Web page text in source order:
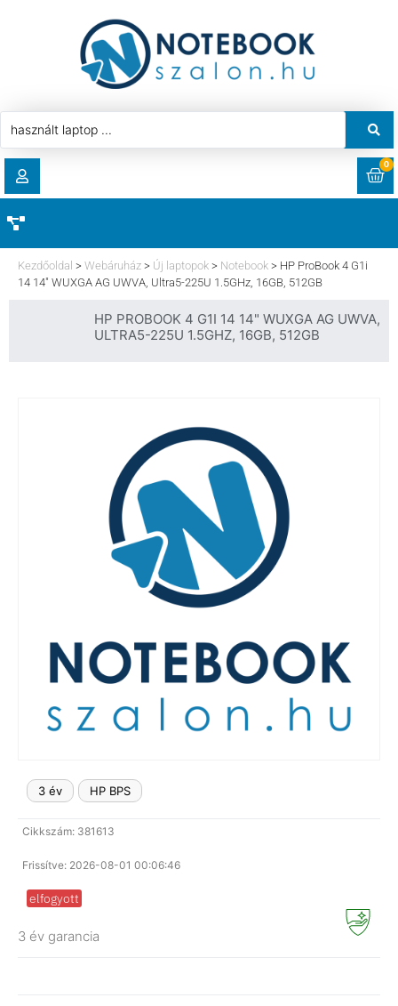
LETÖLTÉSEK
ELFELEJTETT JELSZÓ
0
HASZNÁLT LAPTOP
AKCIÓ
LAPTOP SZERVIZ
Kezdőoldal > Webáruház > Új laptopok > Notebook > HP ProBook 4 G1i
14 14″ WUXGA AG UWVA, Ultra5-225U 1.5GHz, 16GB, 512GB
HP PROBOOK 4 G1I 14 14" WUXGA AG UWVA,
ULTRA5-225U 1.5GHZ, 16GB, 512GB
3 év HP BPS
Cikkszám: 381613
Frissítve: 2026-08-01 00:06:46
elfogyott
3 év garancia